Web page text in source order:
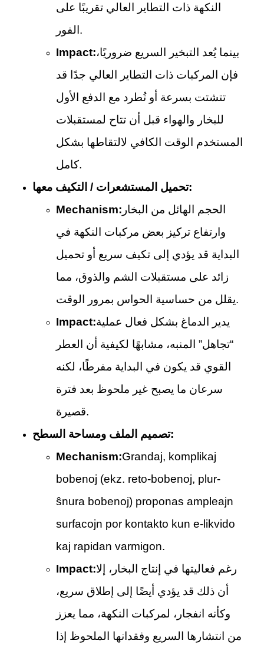
النكهة ذات التطاير العالي تقريبًا على
الفور.
Impact:بينما يُعد التبخير السريع ضروريًا،
فإن المركبات ذات التطاير العالي جدًا قد
تتشتت بسرعة أو تُطرد مع الدفع الأول
للبخار والهواء قبل أن تتاح لمستقبلات
المستخدم الوقت الكافي لالتقاطها بشكل
كامل.
تحميل المستشعرات / التكيف معها:
Mechanism: الحجم الهائل من البخار
وارتفاع تركيز بعض مركبات النكهة في
البداية قد يؤدي إلى تكيف سريع أو تحميل
زائد على مستقبلات الشم والذوق، مما
يقلل من حساسية الحواس بمرور الوقت.
Impact:يدير الدماغ بشكل فعال عملية
“تجاهل” المنبه، مشابهًا لكيفية أن العطر
القوي قد يكون في البداية مفرطًا، لكنه
سرعان ما يصبح غير ملحوظ بعد فترة
قصيرة.
تصميم الملف ومساحة السطح:
Mechanism:Grandaj, komplikaj
bobenoj (ekz. reto-bobenoj, plur-
ŝnura bobenoj) proponas ampleajn
surfacojn por kontakto kun e-likvido
kaj rapidan varmigon.
Impact:رغم فعاليتها في إنتاج البخار، إلا
أن ذلك قد يؤدي أيضًا إلى إطلاق سريع،
وكأنه انفجار، لمركبات النكهة، مما يعزز
من انتشارها السريع وفقدانها الملحوظ إذا